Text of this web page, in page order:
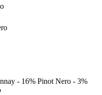
- 16% Pinot Nero - 3%